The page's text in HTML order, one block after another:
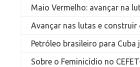
Maio Vermelho: avançar na
Avançar nas lutas e construir
Petróleo brasileiro para Cuba
Sobre o Feminicídio no